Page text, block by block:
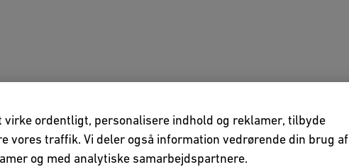
Om os
ordentligt, personalisere indhold og reklamer, tilbyde
vores traffik. Vi deler også information vedrørende din brug af
og med analytiske samarbejdspartnere.